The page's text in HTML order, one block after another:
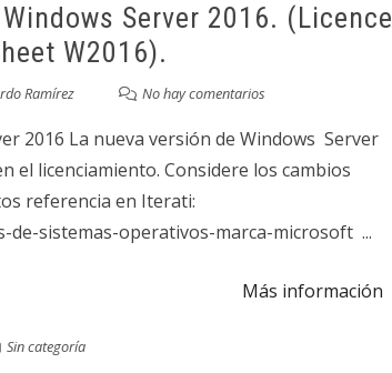
Server 2016. (Licence
W2016).
Ramírez No hay comentarios
2016 La nueva versión de Windows Server
el licenciamiento. Considere los cambios
referencia en Iterati:
de-sistemas-operativos-marca-microsoft ...
Más información
Sin categoría